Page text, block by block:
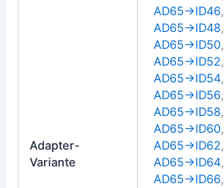
Adapter-
Variante
AD65→ID46,
AD65→ID48,
AD65→ID50,
AD65→ID52,
AD65→ID54,
AD65→ID56,
AD65→ID58,
AD65→ID60,
AD65→ID62,
AD65→ID64,
AD65→ID66,